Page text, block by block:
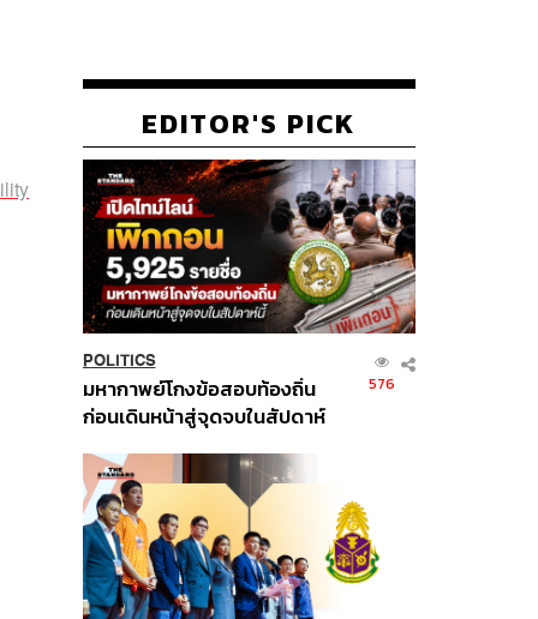
EDITOR'S PICK
POLITICS
มหากาพย์โกงข้อสอบท้องถิ่น
ก่อนเดินหน้าสู่จุดจบในสัปดาห์
576